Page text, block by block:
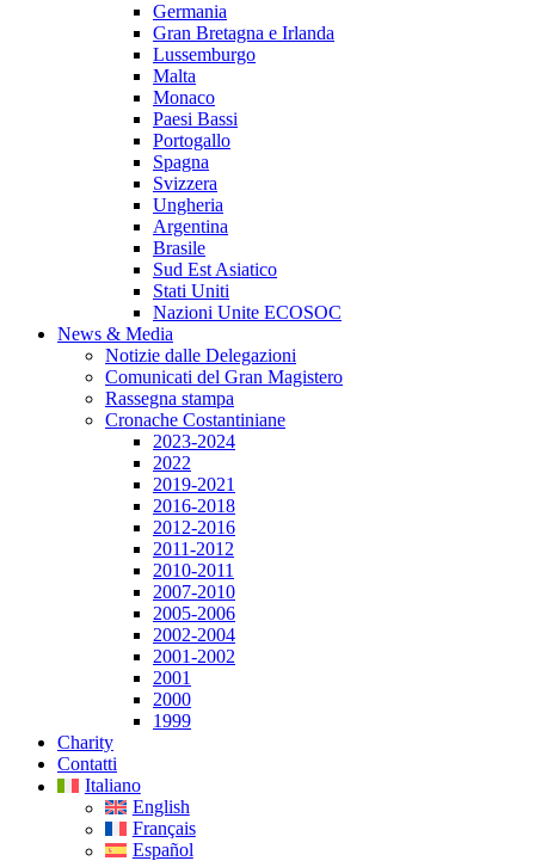
Germania
Gran Bretagna e Irlanda
Lussemburgo
Malta
Monaco
Paesi Bassi
Portogallo
Spagna
Svizzera
Ungheria
Argentina
Brasile
Sud Est Asiatico
Stati Uniti
Nazioni Unite ECOSOC
News & Media
Notizie dalle Delegazioni
Comunicati del Gran Magistero
Rassegna stampa
Cronache Costantiniane
2023-2024
2022
2019-2021
2016-2018
2012-2016
2011-2012
2010-2011
2007-2010
2005-2006
2002-2004
2001-2002
2001
2000
1999
Charity
Contatti
Italiano
English
Français
Español